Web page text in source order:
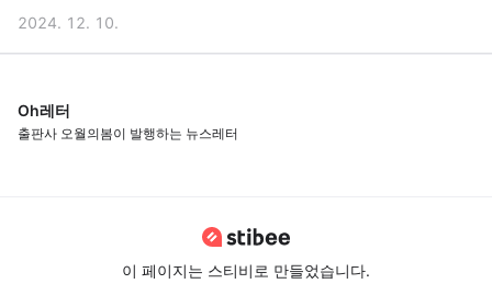
2024. 12. 10.
Oh레터
출판사 오월의봄이 발행하는 뉴스레터
이 페이지는 스티비로 만들었습니다.